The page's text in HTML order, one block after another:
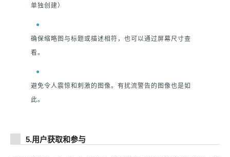
单独创建）
确保缩略图与标题或描述相符，也可以通过屏幕尺寸查
看。
避免令人震惊和刺激的图像。有扰流警告的图像也是如
此。
5.用户获取和参与